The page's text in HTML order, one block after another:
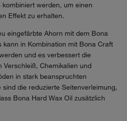
werden, um einen
Effekt zu erhalten.
eingefärbte Ahorn mit dem Bona
kann in Kombination mit Bona Craft
und es verbessert die
Verschleiß, Chemikalien und
in stark beanspruchten
die reduzierte Seitenverleimung,
Bona Hard Wax Oil zusätzlich